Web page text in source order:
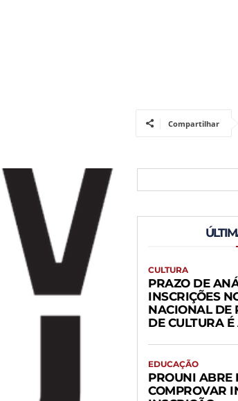
Compartilhar
CULTURA
PRAZO DE
INSCRIÇÕES
NACIONAL DE
DE CULTURA
EDUCAÇÃO
PROUNI ABRE
COMPROVAR